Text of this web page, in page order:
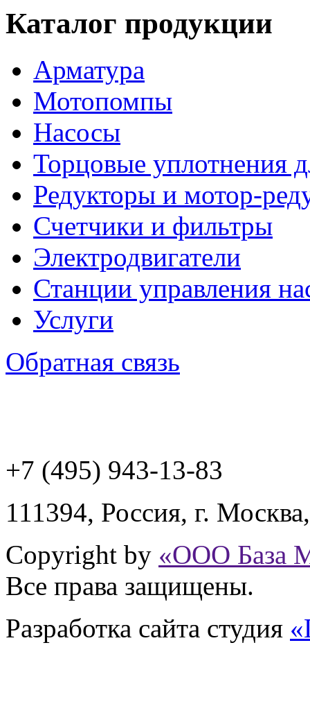
Каталог продукции
Арматура
Мотопомпы
Насосы
Торцовые уплотнения
Редукторы и мотор-
Счетчики и фильтры
Электродвигатели
Станции управления
Услуги
Обратная связь
+7 (495) 943-13-83
111394, Россия, г. Москва
Copyright by «ООО База
Все права защищены.
Разработка сайта студия